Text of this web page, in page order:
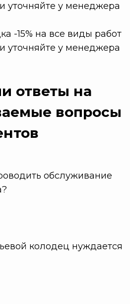
уточняйте у менеджера
-15% на все виды работ
уточняйте у менеджера
ответы на
вопросы
обслуживание
колодец нуждается